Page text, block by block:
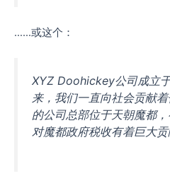
……或这个：
XYZ Doohickey公司成立
来，我们一直向社会贡献
的公司总部位于天朝魔都
对魔都政府税收有着巨大贡